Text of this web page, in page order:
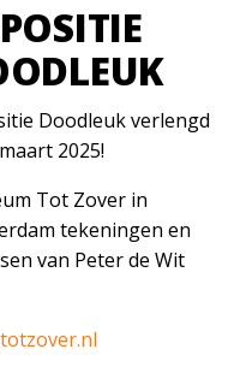
Doodleuk verlengd
2025!
Tot Zover in
tekeningen en
van Peter de Wit